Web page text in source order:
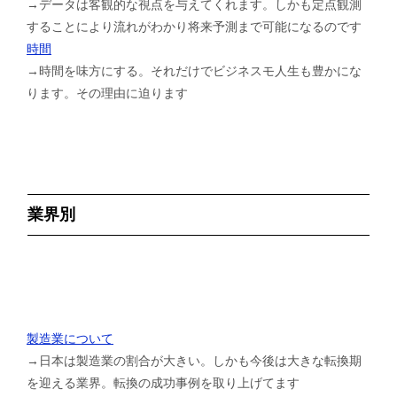
→データは客観的な視点を与えてくれます。しかも定点観測
することにより流れがわかり将来予測まで可能になるのです
時間
→時間を味方にする。それだけでビジネスモ人生も豊かにな
ります。その理由に迫ります
業界別
製造業について
→日本は製造業の割合が大きい。しかも今後は大きな転換期
を迎える業界。転換の成功事例を取り上げてます